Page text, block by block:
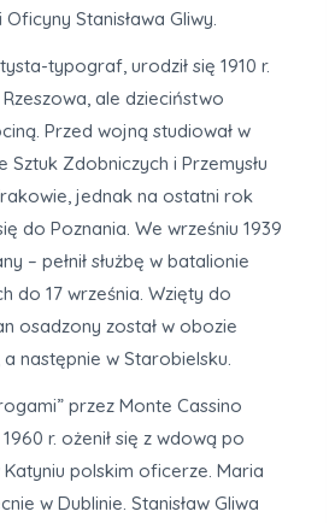
Stanisława Gliwy.
typograf, urodził się 1910 r.
ale dzieciństwo
Przed wojną studiował w
Sztuk Zdobniczych i Przemysłu
jednak na ostatni rok
do Poznania. We wrześniu 1939
– pełnił służbę w batalionie
do 17 września. Wzięty do
osadzony został w obozie
następnie w Starobielsku.
przez Monte Cassino
r. ożenił się z wdową po
polskim oficerze. Maria
w Dublinie. Stanisław Gliwa